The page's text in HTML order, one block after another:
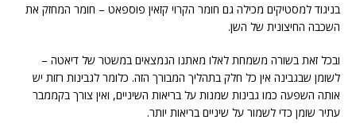
בניגוד למסטיקים מכילה גם חומר הקרוי קזאין פוספאט – חומר המחזק את
השכבה החיצונית של השן.
ובכל זאת בשורה משמחת לאלו מאתנו הנמצאים במשטר של דיאטה –
לשומן שבגבינה אין כל חלק בתהליך המבורך הזה. כלומר לגבינות רזות יש
אותה השפעה כמו גבינות שמנות על בריאות השיניים, ואין צורך בקממבר
עתיר שומן כדי לשמור על שיניים בריאות יותר.